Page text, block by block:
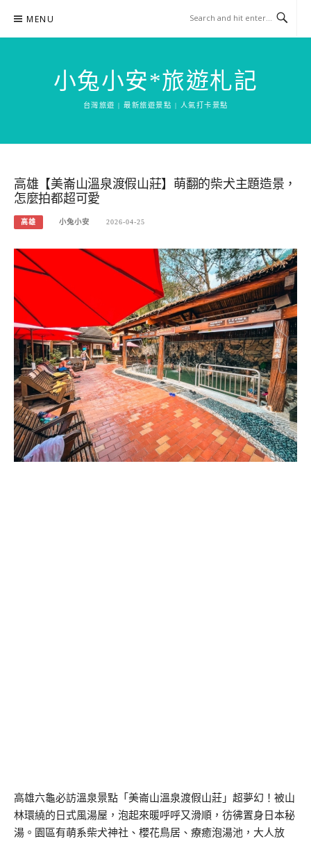
content
MENU
小兔小安*旅遊札記
台灣旅遊 | 最新旅遊景點 | 人氣打卡景點
高雄【美崙山溫泉渡假山莊】萌翻的柴犬主題造景，
怎麼拍都超可愛
高雄 小兔小安 2026-04-25
高雄六龜必訪溫泉景點「美崙山溫泉渡假山莊」超夢幻！被山
林環繞的日式風湯屋，泡起來暖呼呼又滑順，彷彿置身日本秘
湯。園區有萌系柴犬神社、櫻花鳥居、療癒泡湯池，大人放